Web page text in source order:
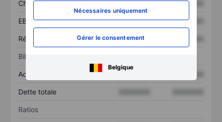
Nécessaires uniquement
Gérer le consentement
Belgique
Chiffre d’affaires XXXXXXX XXXXXXX
EBITDA XXXXXXX XXXXXXX
Résultat net XXXXXXX
Bilan
Actif total
Dette totale
Ratios